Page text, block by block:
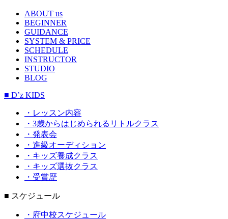
ABOUT us
BEGINNER
GUIDANCE
SYSTEM & PRICE
SCHEDULE
INSTRUCTOR
STUDIO
BLOG
■ D’z KIDS
・レッスン内容
・3歳からはじめられるリトルクラス
・発表会
・進級オーディション
・キッズ養成クラス
・キッズ選抜クラス
・受賞歴
■ スケジュール
・府中校スケジュール